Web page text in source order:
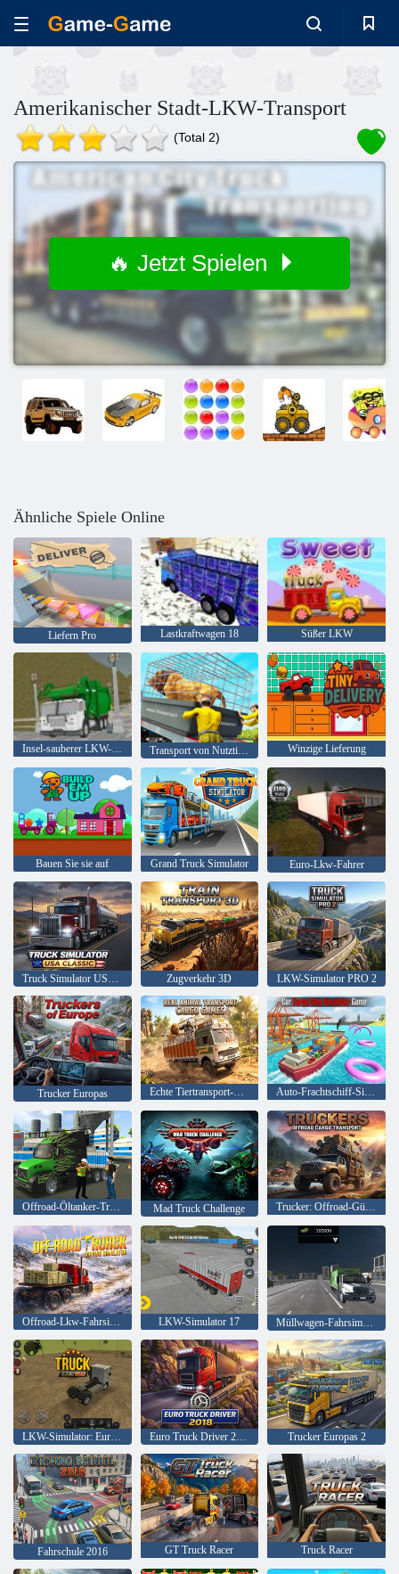
Amerikanischer Stadt-LKW-Transport
(Total 2)
🔥 Jetzt Spielen
Ähnliche Spiele Online
Liefern Pro Lastkraftwagen 18 Süßer LKW
Insel-sauberer LKW-Abfall Sim Transport von Nutztieren Winzige Lieferung
Bauen Sie sie auf Grand Truck Simulator Euro-Lkw-Fahrer
Truck Simulator USA: Klassiker Zugverkehr 3D LKW-Simulator PRO 2
Trucker Europas Echte Tiertransport-Frachtspiele Auto-Frachtschiff-Simulator-Spiel
Offroad-Öltanker-Transporter-LKW-Simulator Mad Truck Challenge Trucker: Offroad-Gütertransport
Offroad-Lkw-Fahrsimulator LKW-Simulator 17 Müllwagen-Fahrsimulator
LKW-Simulator: Europa Euro Truck Driver 2018 Trucker Europas 2
Fahrschule 2016 GT Truck Racer Truck Racer